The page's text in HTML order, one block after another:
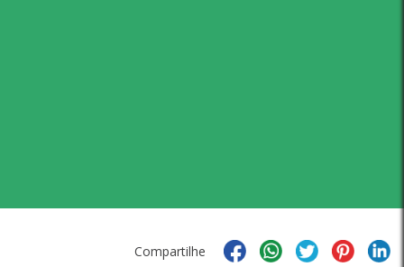
Compartilhe